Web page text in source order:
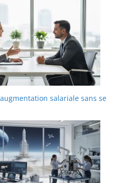
salariale sans se